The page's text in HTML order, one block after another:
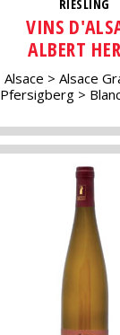
RIESLING
VINS
ALBERT
Alsace
Alsace
Pfersigberg